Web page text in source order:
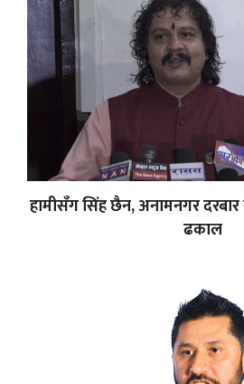
हामीसँग सिंह छैन, अनामनगर दरबार
ढकाल